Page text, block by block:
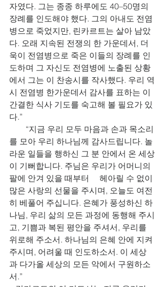
자였다. 그는 종종 하루에도 40–50명의
장례를 인도해야 했다. 그의 아내도 전염
병으로 죽었지만, 린카르트는 살아 남았
다. 오래 지속된 전쟁의 한 가운데서, 더
욱이 전염병으로 죽은 이들의 장례를 인
도하며 그 자신도 전염병에 노출된 상황
에서 그는 이 찬송시를 작사했다. 우리 역
시 전염병 한가운데서 감사를 표하는 이
간결한 식사 기도를 숙고해 볼 필요가 있
다.”
“지금 우리 모두 마음과 손과 목소리
를 모아 우리 하나님께 감사드립니다. 놀
라운 일들을 행하신 그 분 안에서 온 세상
이 기뻐합니다. 주님은 우리가 어머니의
팔에 안겨 있을 때부터     헤아릴 수 없이
많은 사랑의 선물을 주시며, 오늘도 여전
히 베풀어 주십니다. 은혜가 풍성하신 하
나님, 우리 삶의 모든 과정에 동행해 주시
고, 기쁨과 복된 평안을 주셔서, 우리를
위로해 주소서. 하나님의 은혜 안에 지켜
주시며, 어려울 때 인도하소서. 이 세상
과 다가올 세상의 모든 악에서 구원하소
서.”